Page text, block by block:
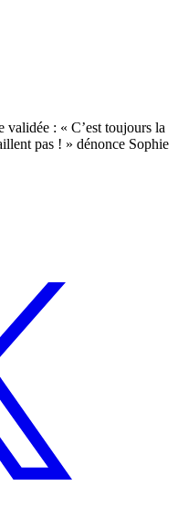
validée : « C’est toujours la
pas ! » dénonce Sophie